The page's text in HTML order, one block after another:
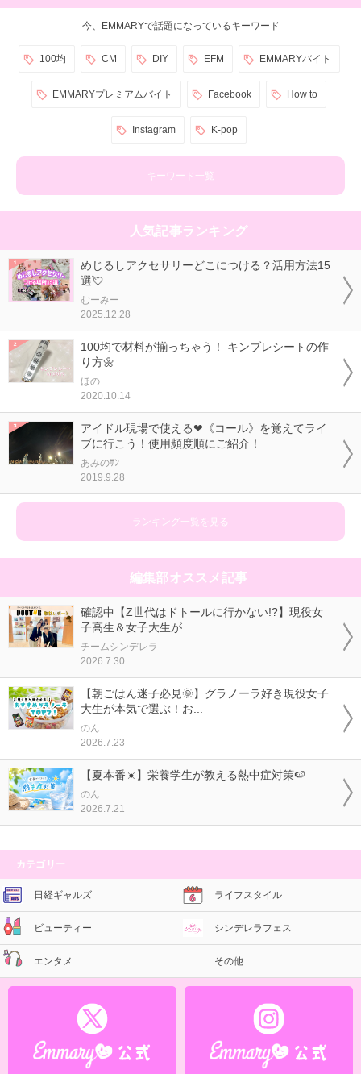
今、EMMARYで話題になっているキーワード
100均 CM DIY EFM EMMARYバイト
EMMARYプレミアムバイト Facebook How to
Instagram K-pop
キーワード一覧
人気記事ランキング
めじるしアクセサリーどこにつける？活用方法15
選💘
むーみー
2025.12.28
100均で材料が揃っちゃう！ キンブレシートの作
り方🌼
ほの
2020.10.14
アイドル現場で使える❤《コール》を覚えてライ
ブに行こう！使用頻度順にご紹介！
あみのｻﾝ
2019.9.28
ランキング一覧を見る
編集部オススメ記事
確認中【Z世代はドトールに行かない!?】現役女
子高生＆女子大生が...
チームシンデレラ
2026.7.30
【朝ごはん迷子必見🌞】グラノーラ好き現役女子
大生が本気で選ぶ！お...
のん
2026.7.23
【夏本番☀️】栄養学生が教える熱中症対策🍉
のん
2026.7.21
カテゴリー
日経ギャルズ ライフスタイル
ビューティー シンデレラフェス
エンタメ その他